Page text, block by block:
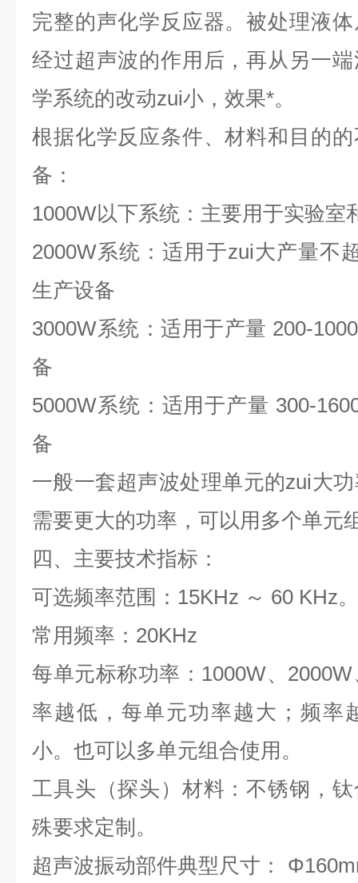
完整的声化学反应器。被处理液
经过超声波的作用后，再从另一
学系统的改动zui小，效果*。
根据化学反应条件、材料和目的
备：
1000W以下系统：主要用于实验室
2000W系统：适用于zui大产量不
生产设备
3000W系统：适用于产量 200-
备
5000W系统：适用于产量 300-
备
一般一套超声波处理单元的zui大
需要更大的功率，可以用多个单元
四、主要技术指标：
可选频率范围： 15KHz ～ 60 KHz。
常用频率： 20KHz
每单元标称功率： 1000W、 2000W
率越低，每单元功率越大；频率
小。也可以多单元组合使用。
工具头（探头）材料：不锈钢，
殊要求定制。
超声波振动部件典型尺寸：
Φ